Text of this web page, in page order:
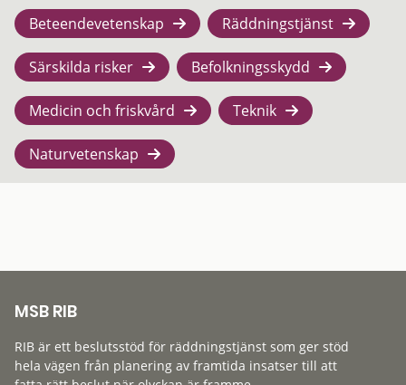
Beteendevetenskap Räddningstjänst
Särskilda risker Befolkningsskydd
Medicin och friskvård Teknik
Naturvetenskap
MSB RIB
RIB är ett beslutsstöd för räddningstjänst som ger stöd
hela vägen från planering av framtida insatser till att